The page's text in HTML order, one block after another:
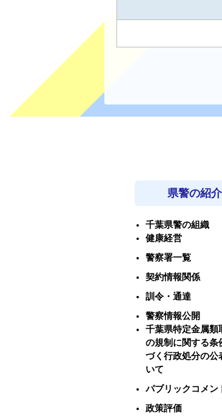
県警の紹介
千葉県警の組織
健康経営
警察署一覧
契約情報関係
訓令・通達
警察情報公開
千葉県特定金属類
の規制に関する条
づく行政処分の公
いて
パブリックコメン
政策評価